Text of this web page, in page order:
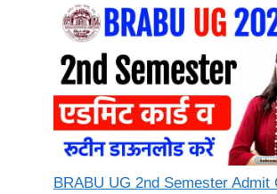
BRABU UG 2nd Semester Admit